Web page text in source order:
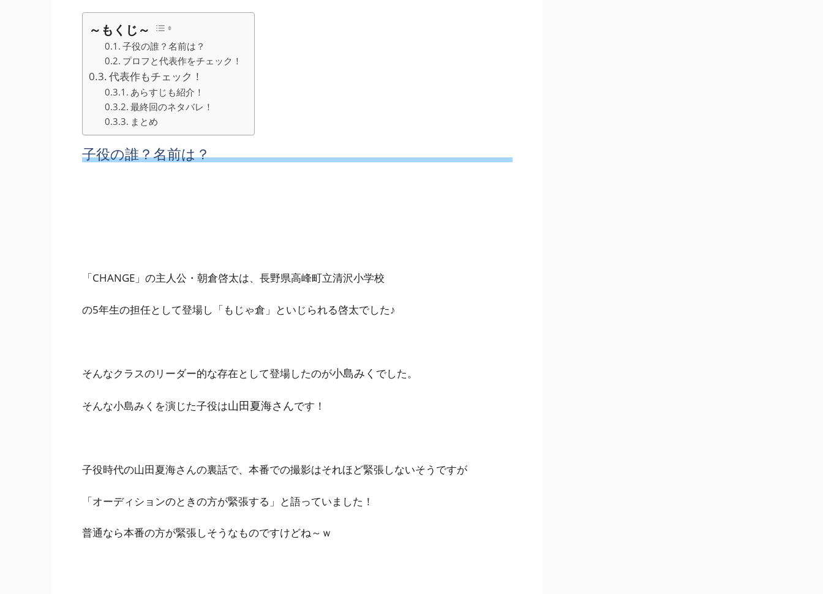
～もくじ～
子役の誰？名前は？
プロフと代表作をチェック！
代表作もチェック！
あらすじも紹介！
最終回のネタバレ！
まとめ
子役の誰？名前は？
「CHANGE」の主人公・朝倉啓太は、 長野県高峰町立清沢小学校
の5年生の担任として登場し 「もじゃ倉」 といじられる啓太でした♪
そんなクラスのリーダー的な存在として登場したのが小島みく でした。
そんな小島みくを演じた子役は山田夏海さんです！
子役時代の山田夏海さんの裏話で、本番での撮影はそれほど緊張しないそうですが
「オーディションのときの方が緊張する」と語っていました！
普通なら本番の方が緊張しそうなものですけどね～ｗ